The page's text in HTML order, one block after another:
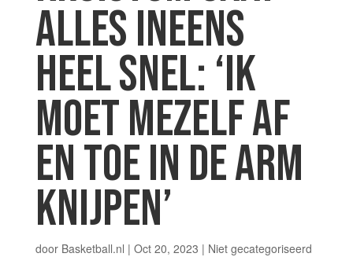
ALLES INEENS
HEEL SNEL: ‘IK
MOET MEZELF AF
EN TOE IN DE ARM
KNIJPEN’
door Basketball.nl | Oct 20, 2023 | Niet gecategoriseerd